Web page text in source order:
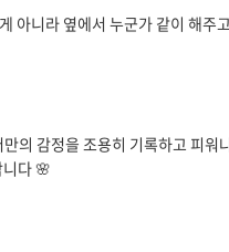
아니라 옆에서 누군가 같이 해주
의 감정을 조용히 기록하고 피워
다 🌸